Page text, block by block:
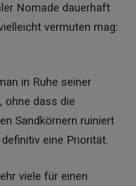
Nomade dauerhaft
vermuten mag:
in Ruhe seiner
ohne dass die
Sandkörnern ruiniert
eine Priorität.
viele für einen